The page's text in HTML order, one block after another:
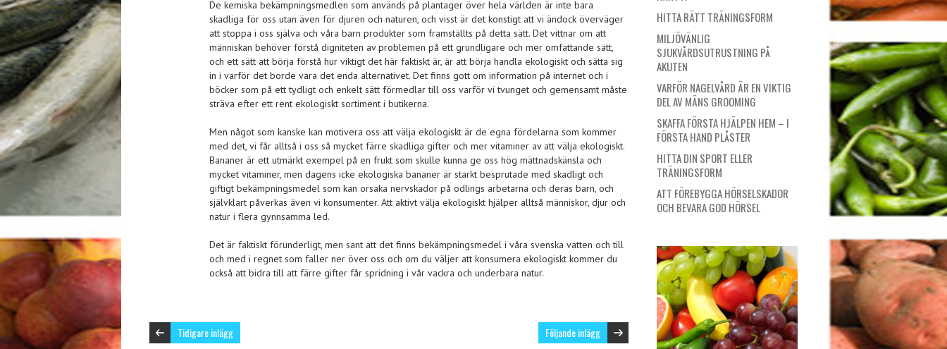
De kemiska bekämpningsmedlen som används på plantager över hela världen är inte bara
skadliga för oss utan även för djuren och naturen, och visst är det konstigt att vi ändock överväger
att stoppa i oss själva och våra barn produkter som framställts på detta sätt. Det vittnar om att
människan behöver förstå digniteten av problemen på ett grundligare och mer omfattande sätt,
och ett sätt att börja förstå hur viktigt det här faktiskt är, är att börja handla ekologiskt och sätta sig
in i varför det borde vara det enda alternativet. Det finns gott om information på internet och i
böcker som på ett tydligt och enkelt sätt förmedlar till oss varför vi tvunget och gemensamt måste
sträva efter ett rent ekologiskt sortiment i butikerna.
Men något som kanske kan motivera oss att välja ekologiskt är de egna fördelarna som kommer
med det, vi får alltså i oss så mycket färre skadliga gifter och mer vitaminer av att välja ekologiskt.
Bananer är ett utmärkt exempel på en frukt som skulle kunna ge oss hög mättnadskänsla och
mycket vitaminer, men dagens icke ekologiska bananer är starkt besprutade med skadligt och
giftigt bekämpningsmedel som kan orsaka nervskador på odlings arbetarna och deras barn, och
självklart påverkas även vi konsumenter. Att aktivt välja ekologiskt hjälper alltså människor, djur och
natur i flera gynnsamma led.
Det är faktiskt förunderligt, men sant att det finns bekämpningsmedel i våra svenska vatten och till
och med i regnet som faller ner över oss och om du väljer att konsumera ekologiskt kommer du
också att bidra till att färre gifter får spridning i vår vackra och underbara natur.
Tidigare inlägg Följande inlägg
HITTA RÄTT TRÄNINGSFORM
MILJÖVÄNLIG
SJUKVÅRDSUTRUSTNING PÅ
AKUTEN
VARFÖR NAGELVÅRD ÄR EN VIKTIG
DEL AV MÄNS GROOMING
SKAFFA FÖRSTA HJÄLPEN HEM – I
FÖRSTA HAND PLÅSTER
HITTA DIN SPORT ELLER
TRÄNINGSFORM
ATT FÖREBYGGA HÖRSELSKADOR
OCH BEVARA GOD HÖRSEL